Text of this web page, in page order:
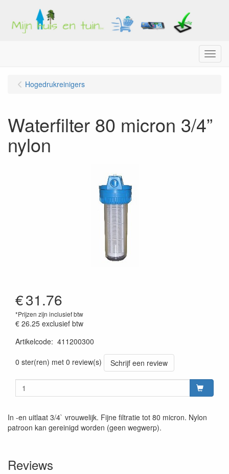
Menu
Hogedrukreinigers
Waterfilter 80 micron 3/4”
nylon
€31.76
*Prijzen zijn inclusief btw
€ 26.25 exclusief btw
Artikelcode: 411200300
0 ster(ren) met 0 review(s)
Schrijf een review
In -en uitlaat 3/4` vrouwelijk. Fijne filtratie tot 80 micron. Nylon
patroon kan gereinigd worden (geen wegwerp).
Reviews